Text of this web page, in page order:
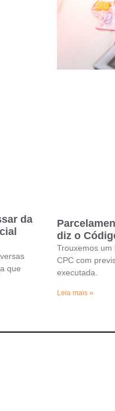
da
que
diz o
Trouxemos
CPC com
executada.
Leia mais »